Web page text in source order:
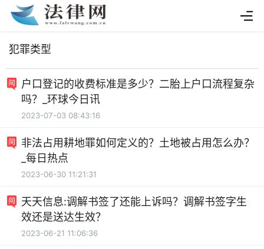
犯罪类型
户口登记的收费标准是多少？二胎上户口流程复杂
吗？_环球今日讯
2023-07-03 08:43:16
非法占用耕地罪如何定义的？土地被占用怎么办？
_每日热点
2023-06-30 11:21:31
天天信息:调解书签了还能上诉吗？调解书签字生
效还是送达生效？
2023-06-21 11:06:36